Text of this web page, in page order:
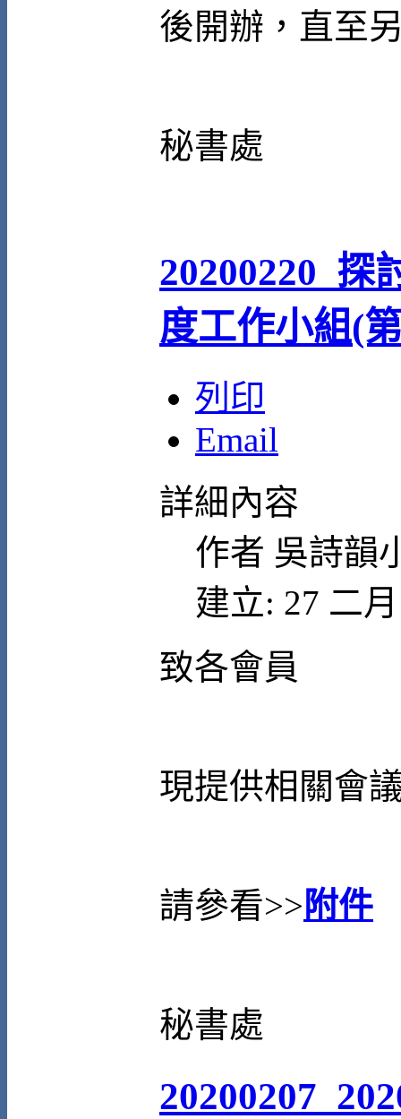
後開辦，直至
秘書處
20200220_探
度工作小組(
列印
Email
詳細內容
作者 吳詩韻
建立: 27 二
致各會員
現提供相關會
請參看>>附件
秘書處